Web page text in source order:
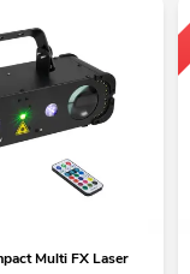
Multi FX Laser